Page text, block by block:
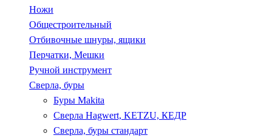
Ножи
Общестроительный
Отбивочные шнуры, ящики
Перчатки, Мешки
Ручной инструмент
Сверла, буры
Буры Makita
Сверла Hagwert, KETZU, КЕДР
Сверла, буры стандарт